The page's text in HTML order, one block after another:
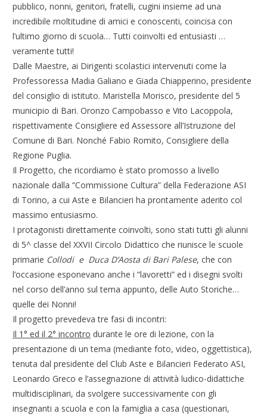
pubblico, nonni, genitori, fratelli, cugini insieme ad una
incredibile moltitudine di amici e conoscenti, coincisa con
l’ultimo giorno di scuola… Tutti coinvolti ed entusiasti …
veramente tutti!
Dalle Maestre, ai Dirigenti scolastici intervenuti come la
Professoressa Madia Galiano e Giada Chiapperino, presidente
del consiglio di istituto. Maristella Morisco, presidente del 5
municipio di Bari. Oronzo Campobasso e Vito Lacoppola,
rispettivamente Consigliere ed Assessore all’Istruzione del
Comune di Bari. Nonché Fabio Romito, Consigliere della
Regione Puglia.
Il Progetto, che ricordiamo è stato promosso a livello
nazionale dalla “Commissione Cultura” della Federazione ASI
di Torino, a cui Aste e Bilancieri ha prontamente aderito col
massimo entusiasmo.
I protagonisti direttamente coinvolti, sono stati tutti gli alunni
di 5^ classe del XXVII Circolo Didattico che riunisce le scuole
primarie Collodi e Duca D’Aosta di Bari Palese, che con
l’occasione esponevano anche i “lavoretti” ed i disegni svolti
nel corso dell’anno sul tema appunto, delle Auto Storiche…
quelle dei Nonni!
Il progetto prevedeva tre fasi di incontri:
Il 1° ed il 2° incontro durante le ore di lezione, con la
presentazione di un tema (mediante foto, video, oggettistica),
tenuta dal presidente del Club Aste e Bilancieri Federato ASI,
Leonardo Greco e l’assegnazione di attività ludico-didattiche
multidisciplinari, da svolgere successivamente con gli
insegnanti a scuola e con la famiglia a casa (questionari,